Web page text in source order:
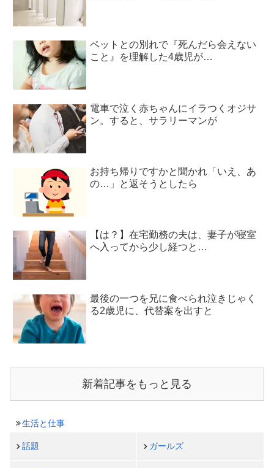
ペットとの別れで『死んだら会えない
こと』を理解した4歳児が…
電車で泣く赤ちゃんにイラつくオジサ
ン。すると、サラリーマンが
お持ち帰りですかと聞かれ「いえ、あ
の…」と返そうとしたら
【は？】在宅勤務の夫は、妻子が寝室
へ入ってから少し経つと…
最後の一つを兄に食べられ泣きじゃく
る2歳児に、代替案を出すと
新着記事をもっと見る
生活と仕事
話題 ガールズ